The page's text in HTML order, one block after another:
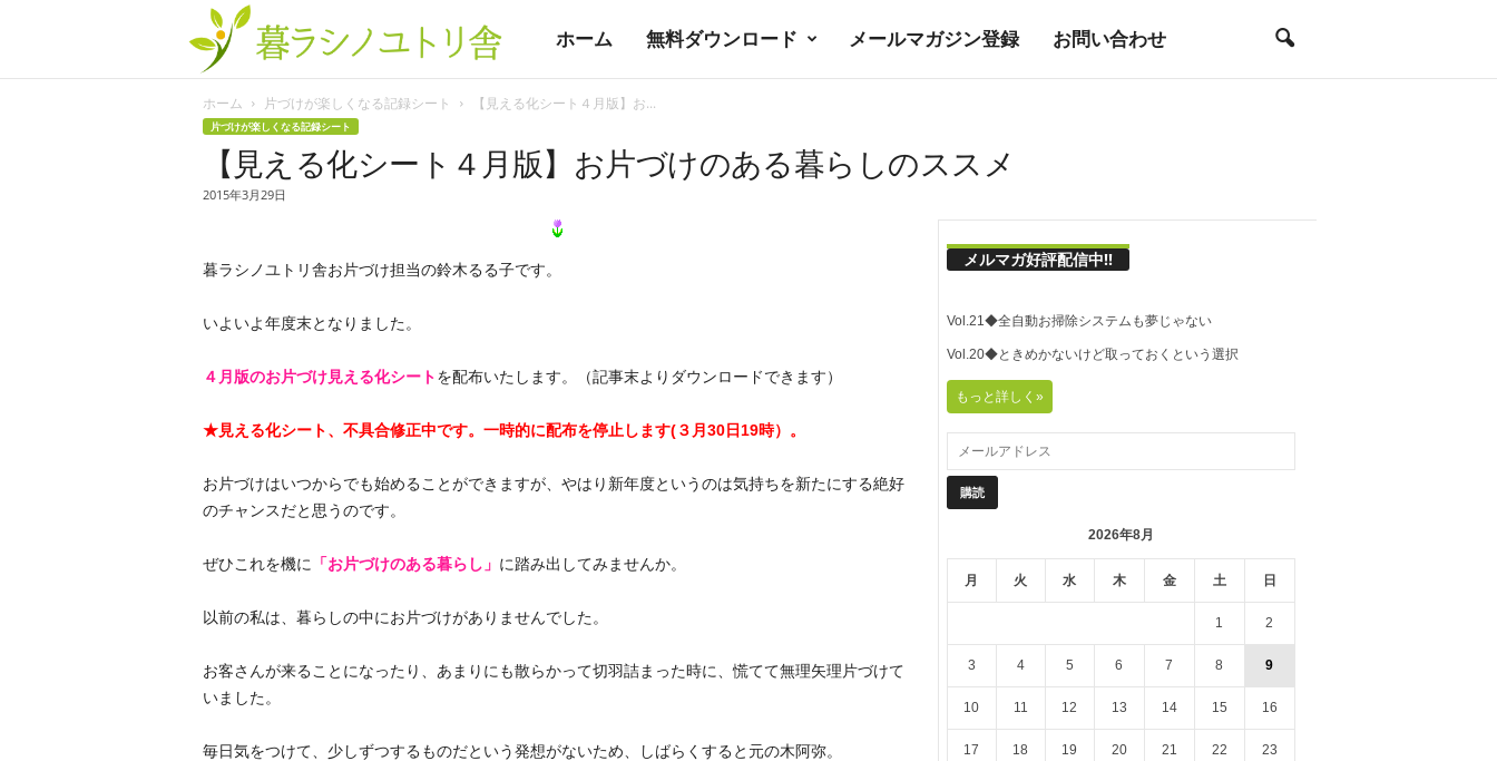
ノ
ト
ホーム 無料ダウンロード メールマガジン登録 お問い合わせ
ホーム 片づけが楽しくなる記録シート 【見える化シート４月版】お...
片づけが楽しくなる記録シート
【見える化シート４月版】お片づけのある暮らしのススメ
2015年3月29日
暮ラシノユトリ舎お片づけ担当の鈴木るる子です。
いよいよ年度末となりました。
４月版のお片づけ見える化シートを配布いたします。（記事末よりダウンロードできます）
★見える化シート、不具合修正中です。一時的に配布を停止します(３月30日19時）。
お片づけはいつからでも始めることができますが、やはり新年度というのは気持ちを新たにする絶好
のチャンスだと思うのです。
ぜひこれを機に 「お片づけのある暮らし」 に踏み出してみませんか。
以前の私は、暮らしの中にお片づけがありませんでした。
お客さんが来ることになったり、あまりにも散らかって切羽詰まった時に、慌てて無理矢理片づけて
いました。
毎日気をつけて、少しずつするものだという発想がないため、しばらくすると元の木阿弥。
メルマガ好評配信中!!
Vol.21◆全自動お掃除システムも夢じゃない
Vol.20◆ときめかないけど取っておくという選択
もっと詳しく»
2026年8月
月 火 水 木 金 土 日
1 2
3 4 5 6 7 8 9
10 11 12 13 14 15 16
17 18 19 20 21 22 23